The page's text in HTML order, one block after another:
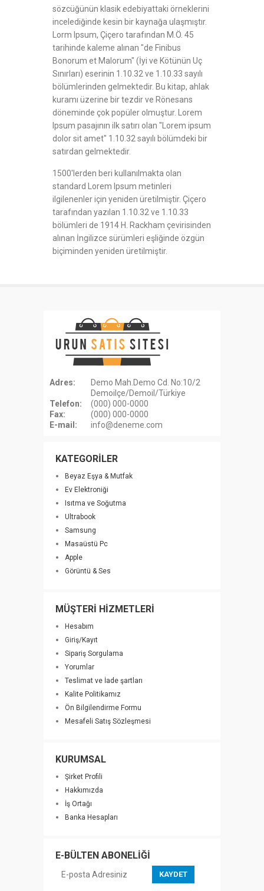
sözcüğünün klasik edebiyattaki örneklerini
incelediğinde kesin bir kaynağa ulaşmıştır.
Lorm Ipsum, Çiçero tarafından M.Ö. 45
tarihinde kaleme alınan "de Finibus
Bonorum et Malorum" (İyi ve Kötünün Uç
Sınırları) eserinin 1.10.32 ve 1.10.33 sayılı
bölümlerinden gelmektedir. Bu kitap, ahlak
kuramı üzerine bir tezdir ve Rönesans
döneminde çok popüler olmuştur. Lorem
Ipsum pasajının ilk satırı olan "Lorem ipsum
dolor sit amet" 1.10.32 sayılı bölümdeki bir
satırdan gelmektedir.
1500'lerden beri kullanılmakta olan
standard Lorem Ipsum metinleri
ilgilenenler için yeniden üretilmiştir. Çiçero
tarafından yazılan 1.10.32 ve 1.10.33
bölümleri de 1914 H. Rackham çevirisinden
alınan İngilizce sürümleri eşliğinde özgün
biçiminden yeniden üretilmiştir.
Adres:
Demo Mah.Demo Cd. No:10/2
Demoilçe/Demoil/Türkiye
Telefon:
(000) 000-0000
Fax:
(000) 000-0000
E-mail:
info@deneme.com
KATEGORİLER
Beyaz Eşya & Mutfak
Ev Elektroniği
Isıtma ve Soğutma
Ultrabook
Samsung
Masaüstü Pc
Apple
Görüntü & Ses
MÜŞTERİ HİZMETLERİ
Hesabım
Giriş/Kayıt
Sipariş Sorgulama
Yorumlar
Teslimat ve İade şartları
Kalite Politikamız
Ön Bilgilendirme Formu
Mesafeli Satış Sözleşmesi
KURUMSAL
Şirket Profili
Hakkımızda
İş Ortağı
Banka Hesapları
E-BÜLTEN ABONELİĞİ
KAYDET